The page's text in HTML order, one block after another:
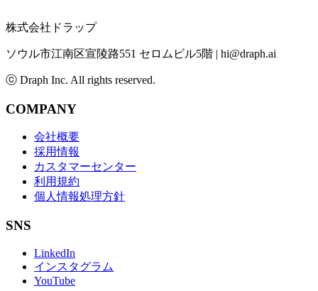
株式会社ドラップ
ソウル市江南区宣陵路551 セロムビル5階 | hi@draph.ai
ⓒ Draph Inc. All rights reserved.
COMPANY
会社概要
採用情報
カスタマーセンター
利用規約
個人情報処理方針
SNS
LinkedIn
インスタグラム
YouTube